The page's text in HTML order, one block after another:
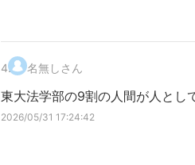
4. 名無しさん
東大法学部の9割の人間が人とし
2026/05/31 17:24:42